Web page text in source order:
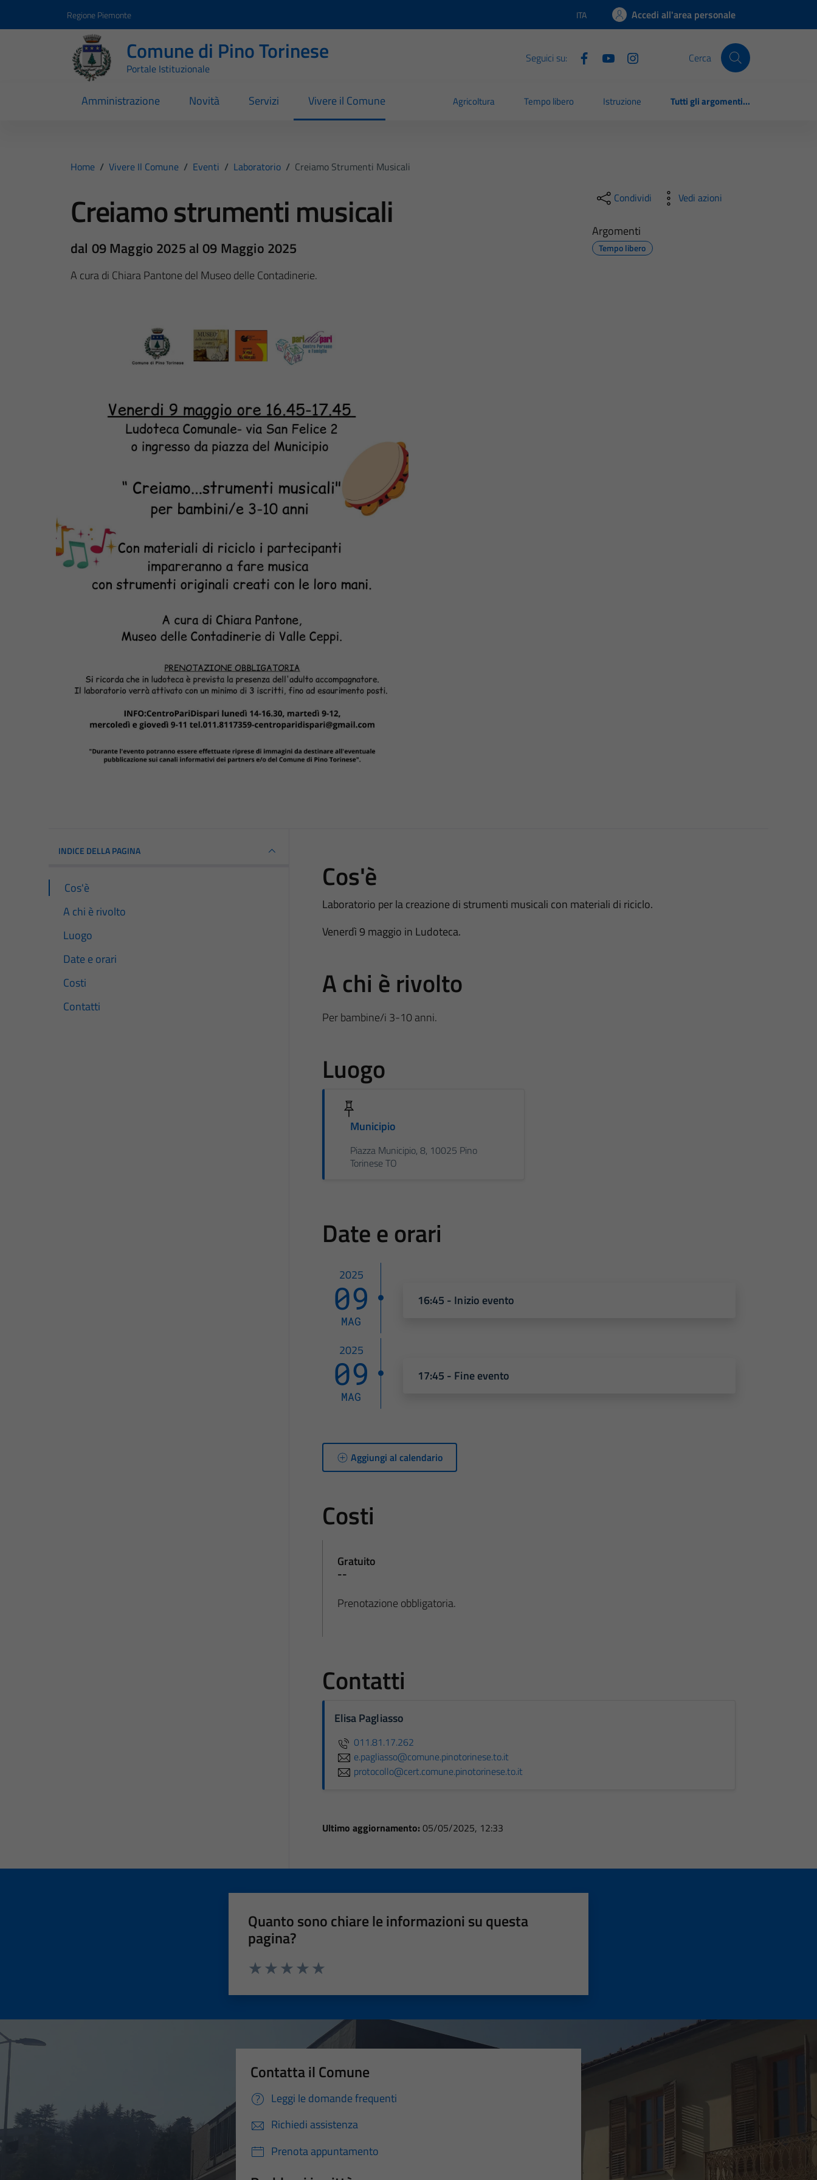
Regione Piemonte Lingua attiva:
ITA Accedi all'area personale
Comune di Pino Torinese
Portale Istituzionale
Seguici su: Cerca
Amministrazione Novità Servizi Vivere il Comune Agricoltura Tempo libero Istruzione Tutti gli argomenti...
Home / Vivere Il Comune / Eventi / Laboratorio / Creiamo Strumenti Musicali
Creiamo strumenti musicali
dal 09 Maggio 2025 al 09 Maggio 2025
A cura di Chiara Pantone del Museo delle Contadinerie.
Condividi Vedi azioni
Argomenti
Tempo libero
INDICE DELLA PAGINA
Cos'è
A chi è rivolto
Luogo
Date e orari
Costi
Contatti
Cos'è
Laboratorio per la creazione di strumenti musicali con materiali di riciclo.
Venerdì 9 maggio in Ludoteca.
A chi è rivolto
Per bambine/i 3-10 anni.
Luogo
Municipio
Piazza Municipio, 8, 10025 Pino
Torinese TO
Date e orari
2025
09
MAG
16:45 - Inizio evento
2025
09
MAG
17:45 - Fine evento
Aggiungi al calendario
Costi
Gratuito
--
Prenotazione obbligatoria.
Contatti
Elisa Pagliasso
011.81.17.262
e.pagliasso@comune.pinotorinese.to.it
protocollo@cert.comune.pinotorinese.to.it
Ultimo aggiornamento: 05/05/2025, 12:33
Quanto sono chiare le informazioni su questa
pagina?
Contatta il Comune
Leggi le domande frequenti
Richiedi assistenza
Prenota appuntamento